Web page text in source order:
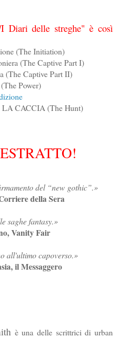
Diari delle streghe" è così
(The Initiation)
(The Captive Part I)
(The Captive Part II)
Power)
CACCIA (The Hunt)
del “new gothic”.»
della Sera
saghe fantasy.»
Vanity Fair
all'ultimo capoverso.»
il Messaggero
è una delle scrittrici di urban